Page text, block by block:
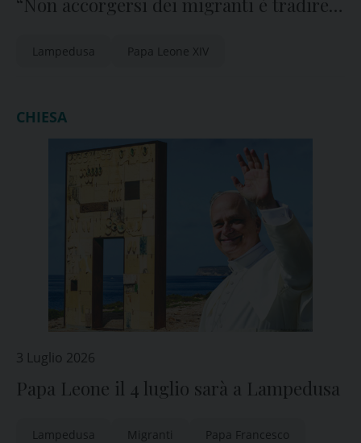
“Non accorgersi dei migranti è tradire il
Lampedusa Papa Leone XIV
CHIESA
3 Luglio 2026
Papa Leone il 4 luglio sarà a Lampedusa
Lampedusa Migranti Papa Francesco